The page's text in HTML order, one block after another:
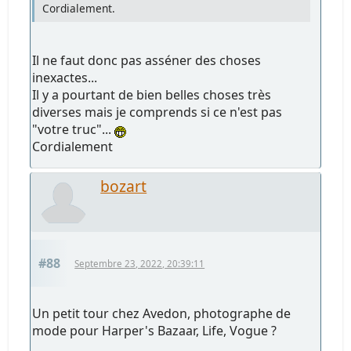
Cordialement.
Il ne faut donc pas asséner des choses
inexactes...
Il y a pourtant de bien belles choses très
diverses mais je comprends si ce n'est pas
"votre truc"...
Cordialement
bozart
#88 Septembre 23, 2022, 20:39:11
Un petit tour chez Avedon, photographe de
mode pour Harper's Bazaar, Life, Vogue ?